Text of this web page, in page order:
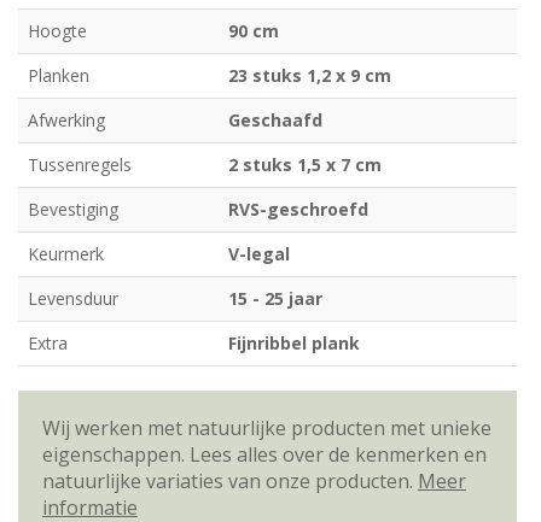
Hoogte
90 cm
Planken
23 stuks 1,2 x 9 cm
Afwerking
Geschaafd
Tussenregels
2 stuks 1,5 x 7 cm
Bevestiging
RVS-geschroefd
Keurmerk
V-legal
Levensduur
15 - 25 jaar
Extra
Fijnribbel plank
Wij werken met natuurlijke producten met unieke
eigenschappen. Lees alles over de kenmerken en
natuurlijke variaties van onze producten. Meer
informatie